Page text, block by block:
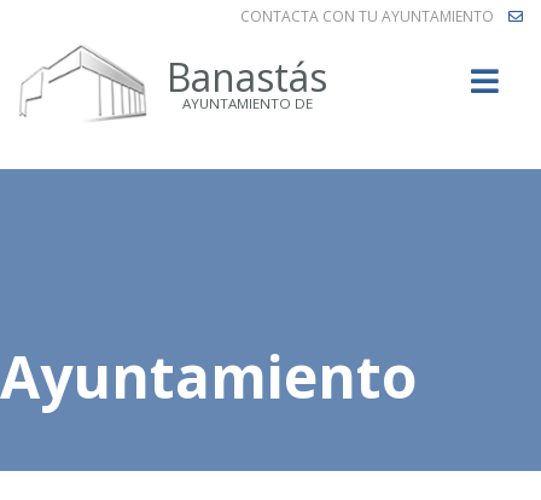
CONTACTA CON TU AYUNTAMIENTO
Banastás
AYUNTAMIENTO DE
Ayuntamiento